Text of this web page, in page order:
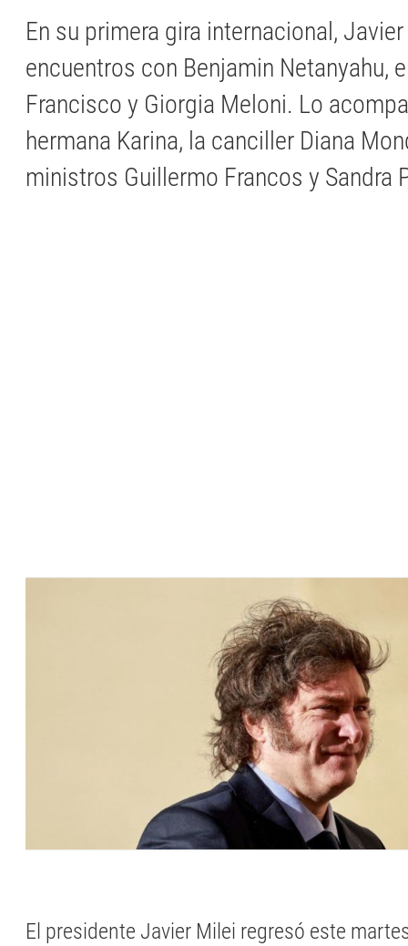
En su primera gira internacional,
encuentros con Benjamin Netanyahu,
Francisco y Giorgia Meloni. Lo
hermana Karina, la canciller Diana
ministros Guillermo Francos y Sandra
El presidente Javier Milei regresó este